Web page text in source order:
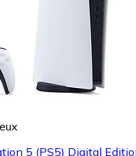
5 (PS5) Digital